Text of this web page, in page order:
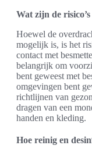
Wat zijn de
Hoewel de
mogelijk is, is het
contact met
belangrijk om
bent geweest met
omgevingen bent
richtlijnen van
dragen van een
handen en kleding.
Hoe reinig en